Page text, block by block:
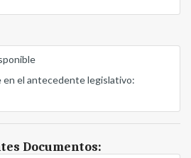
en el antecedente legislativo:
Documentos: